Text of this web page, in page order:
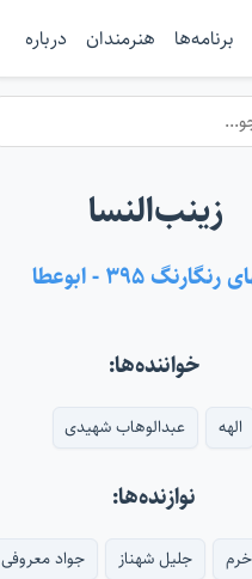
برنامه‌ها هنرمندان درباره
زینب‌النسا
۳۹۵ - ابوعطا
خواننده‌ها:
الهه عبدالوهاب شهیدی
نوازنده‌ها:
جلیل شهناز جواد معروفی